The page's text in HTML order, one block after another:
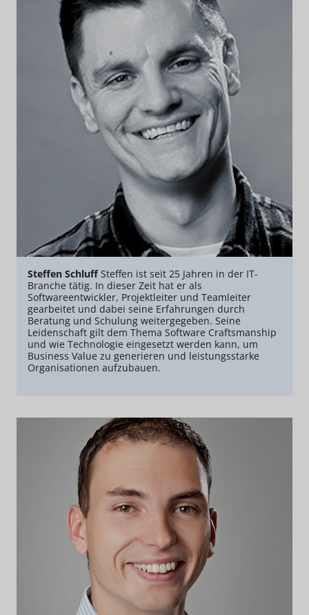
Steffen SchluffSteffen ist seit 25 Jahren in der IT-
Branche tätig. In dieser Zeit hat er als
Softwareentwickler, Projektleiter und Teamleiter
gearbeitet und dabei seine Erfahrungen durch
Beratung und Schulung weitergegeben. Seine
Leidenschaft gilt dem Thema Software Craftsmanship
und wie Technologie eingesetzt werden kann, um
Business Value zu generieren und leistungsstarke
Organisationen aufzubauen.